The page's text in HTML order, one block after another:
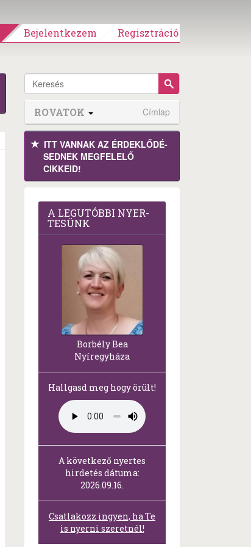
Bejelentkezem Regisztráció
ROVATOK Címlap
ITT VANNAK AZ ÉRDEK­LŐDÉ­
SEDNEK MEGFE­LELŐ
CIKKEID!
A LEG­U­TÓB­BI NYER­
TE­SÜNK
Borbély Bea
Nyíregyháza
Hallgasd meg hogy örült!
A következő nyertes
hirdetés dátuma:
2026.09.16.
Csatlakozz ingyen, ha Te
is nyerni szeretnél!